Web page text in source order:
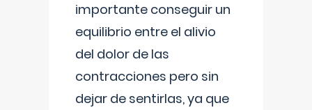
importante conseguir un
equilibrio entre el alivio
del dolor de las
contracciones pero sin
dejar de sentirlas, ya que